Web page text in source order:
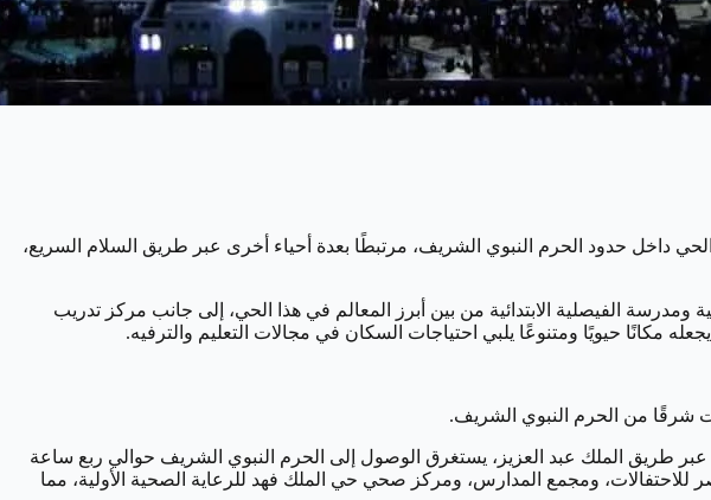
الحي داخل حدود الحرم النبوي الشريف، مرتبطًا بعدة أحياء أخرى عبر طريق السلام السريع،
الفيصلية الابتدائية من بين أبرز المعالم في هذا الحي، إلى جانب مركز تدريب
مكانًا حيويًا ومتنوعًا يلبي احتياجات السكان في مجالات التعليم والترفيه.
طريق الملك عبد العزيز، يستغرق الوصول إلى الحرم النبوي الشريف حوالي ربع ساعة
للاحتفالات، ومجمع المدارس، ومركز صحي حي الملك فهد للرعاية الصحية الأولية، مما